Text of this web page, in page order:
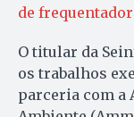
de
O titular da
os trabalhos
parceria com a